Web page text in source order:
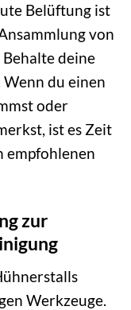
Belüftung ist
von
deine
du einen
oder
ist es Zeit
empfohlenen
zur
Werkzeuge.